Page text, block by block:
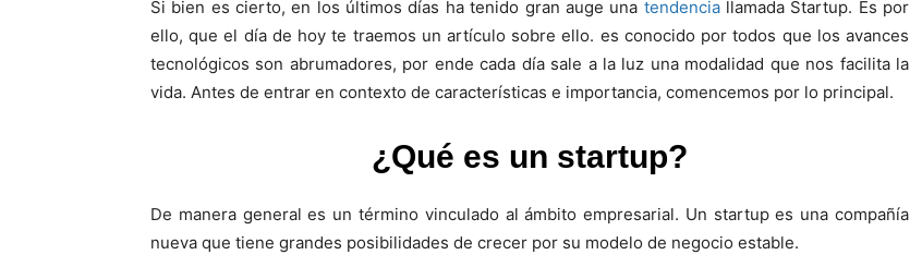
Si bien es cierto, en los últimos días ha tenido gran auge una tendenciallamada Startup. Es por
ello, que el día de hoy te traemos un artículo sobre ello. es conocido por todos que los avances
tecnológicos son abrumadores, por ende cada día sale a la luz una modalidad que nos facilita la
vida. Antes de entrar en contexto de características e importancia, comencemos por lo principal.
¿Qué es un startup?
De manera general es un término vinculado al ámbito empresarial. Un startup es una compañía
nueva que tiene grandes posibilidades de crecer por su modelo de negocio estable.